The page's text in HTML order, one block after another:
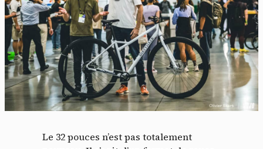
Le 32 pouces n’est pas totalement